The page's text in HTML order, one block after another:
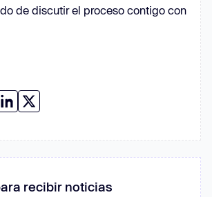
de discutir el proceso contigo con
recibir noticias